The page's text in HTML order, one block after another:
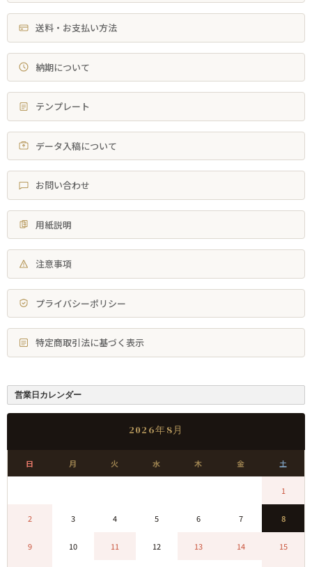
送料・お支払い方法
納期について
テンプレート
データ入稿について
お問い合わせ
用紙説明
注意事項
プライバシーポリシー
特定商取引法に基づく表示
営業日カレンダー
2026年8月
日 月 火 水 木 金 土
1
2 3 4 5 6 7 8
9 10 11 12 13 14 15